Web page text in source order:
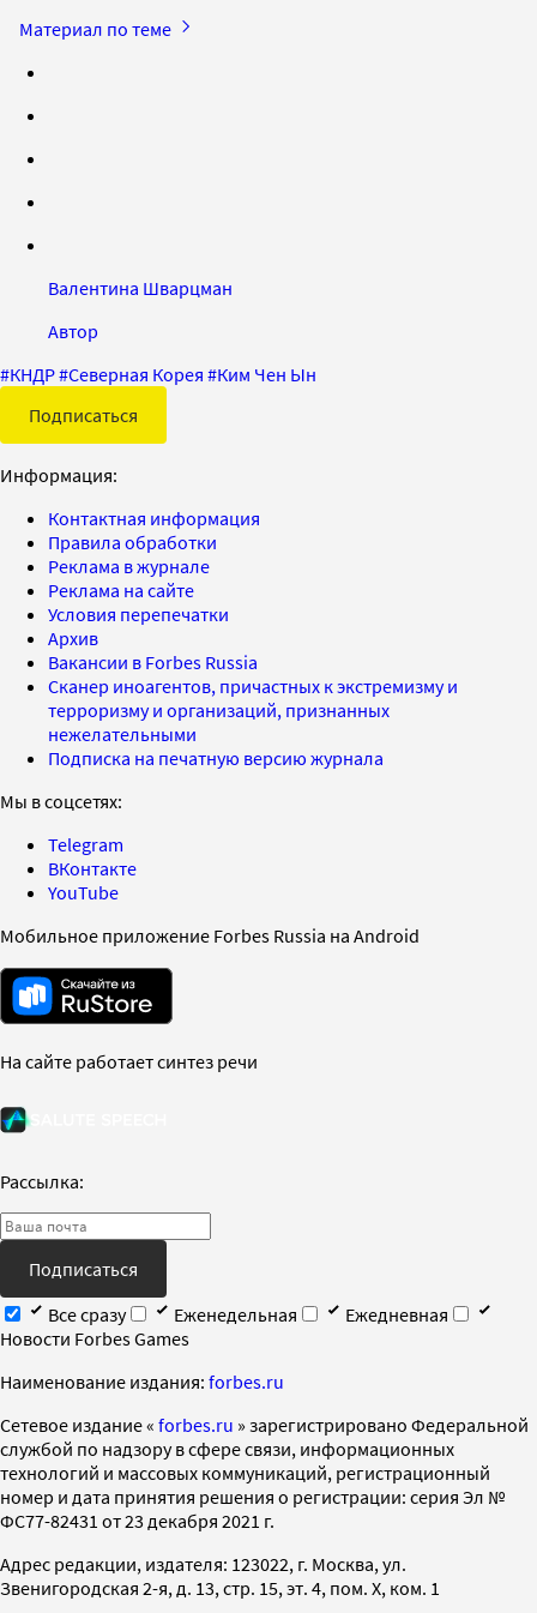
Материал по теме
Валентина Шварцман
Автор
#КНДР#Северная Корея #Ким Чен Ын
Подписаться
Информация:
Контактная информация
Правила обработки
Реклама в журнале
Реклама на сайте
Условия перепечатки
Архив
Вакансии в Forbes Russia
Сканер иноагентов, причастных к экстремизму и
терроризму и организаций, признанных
нежелательными
Подписка на печатную версию журнала
Мы в соцсетях:
Telegram
ВКонтакте
YouTube
Мобильное приложение Forbes Russia на Android
На сайте работает синтез речи
Рассылка:
Подписаться
Все сразу
Еженедельная
Ежедневная
Новости Forbes Games
Наименование издания: forbes.ru
Cетевое издание « forbes.ru » зарегистрировано Федеральной
службой по надзору в сфере связи, информационных
технологий и массовых коммуникаций, регистрационный
номер и дата принятия решения о регистрации: серия Эл №
ФС77-82431 от 23 декабря 2021 г.
Адрес редакции, издателя: 123022, г. Москва, ул.
Звенигородская 2-я, д. 13, стр. 15, эт. 4, пом. X, ком. 1